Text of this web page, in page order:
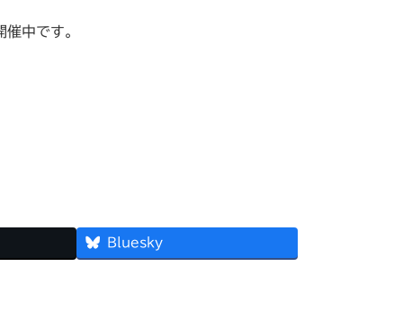
中です。
Bluesky